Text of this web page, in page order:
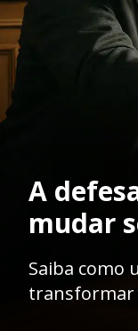
A
mudar
Saiba como
transformar